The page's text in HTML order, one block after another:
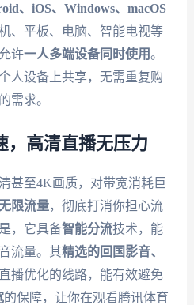
、iOS、Windows、macOS
、平板、电脑、智能电视等
许一人多端设备同时使用。
人设备上共享，无需重复购
需求。
，高清直播无压力
甚至4K画质，对带宽消耗巨
限流量，彻底打消你担心流
，它具备智能分流技术，能
流量。其精选的回国影音、
播优化的线路，能有效避免
的保障，让你在观看腾讯体育